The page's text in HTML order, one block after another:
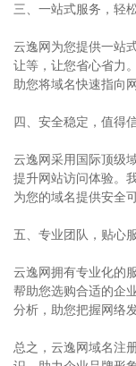
三、一站式服务，轻
云逸网为您提供一站
让等，让您省心省力
助您将域名快速指向
四、安全稳定，值得
云逸网采用国际顶级
提升网站访问体验。
为您的域名提供安全
五、专业团队，贴心
云逸网拥有专业化的
帮助您选购合适的企
分析，助您把握网络
总之，云逸网域名注